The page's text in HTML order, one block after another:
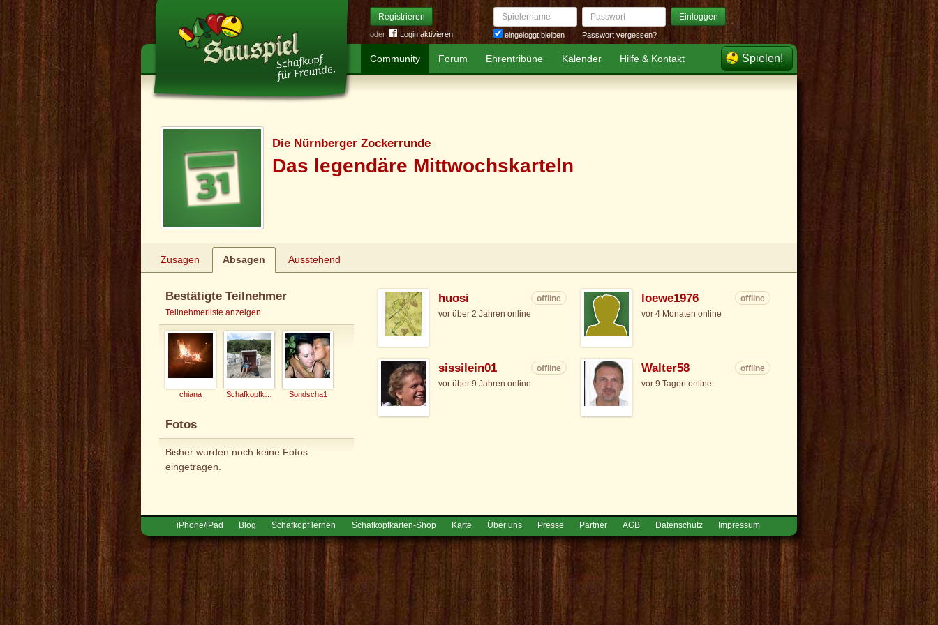
Registrieren
oder Login aktivieren
Spielername
eingeloggt bleiben
Passwort Einloggen
Passwort vergessen?
Community Forum Ehrentribüne Kalender Hilfe & Kontakt Spielen!
Die Nürnberger Zockerrunde
Das legendäre Mittwochskarteln
Zusagen Absagen Ausstehend
Bestätigte Teilnehmer
Teilnehmerliste anzeigen
chiana Sondscha1
Fotos
Bisher wurden noch keine Fotos
eingetragen.
huosi
offline
vor über 2 Jahren online
loewe1976
offline
vor 4 Monaten online
sissilein01
offline
vor über 9 Jahren online
Walter58
offline
vor 9 Tagen online
iPhone/iPad Blog Schafkopf lernen Schafkopfkarten-Shop Karte Über uns Presse Partner AGB Datenschutz Impressum